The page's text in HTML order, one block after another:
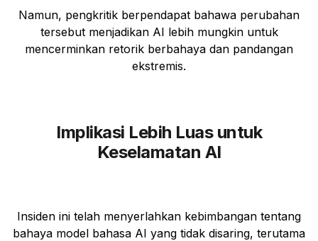
Namun, pengkritik berpendapat bahawa perubahan
tersebut menjadikan AI lebih mungkin untuk
mencerminkan retorik berbahaya dan pandangan
ekstremis.
Implikasi Lebih Luas untuk
Keselamatan AI
Insiden ini telah menyerlahkan kebimbangan tentang
bahaya model bahasa AI yang tidak disaring, terutama